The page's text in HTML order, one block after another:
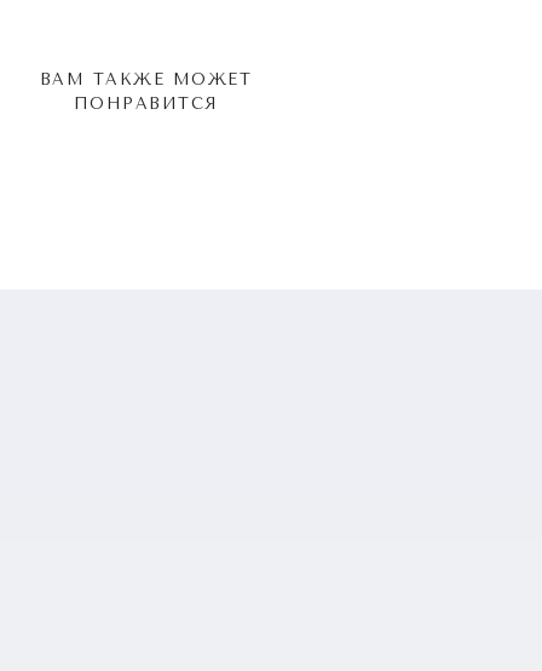
ВАМ ТАКЖЕ МОЖЕТ
ПОНРАВИТСЯ